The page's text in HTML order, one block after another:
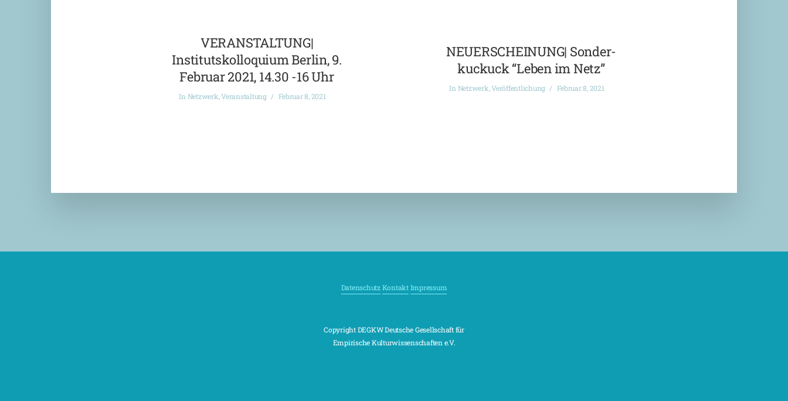
VERANSTALTUNG|
Institutskolloquium Berlin, 9.
Februar 2021, 14.30 -16 Uhr
In Netzwerk,Veranstaltung Februar 8, 2021
NEUERSCHEINUNG| Sonder-
kuckuck “Leben im Netz”
In Netzwerk,Veröffentlichung Februar 8, 2021
DatenschutzKontaktImpressum
Copyright DEGKW Deutsche Gesellschaft für
Empirische Kulturwissenschaften e.V.